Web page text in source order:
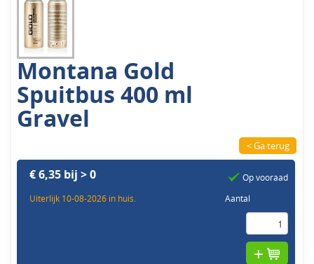
Montana Gold
Spuitbus 400 ml
Gravel
< Ga terug
€ 6,35 bij > 0
Uiterlijk 10-08-2026 in huis.
Op vooraad
Aantal